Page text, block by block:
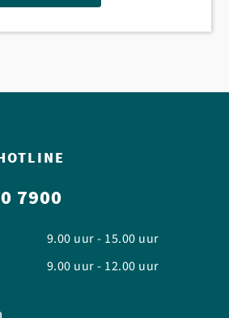
7900
9.00 uur - 15.00 uur
9.00 uur - 12.00 uur